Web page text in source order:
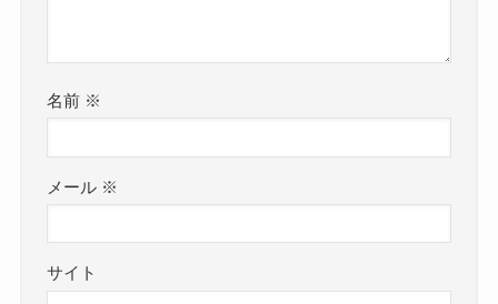
名前 ※
メール ※
サイト